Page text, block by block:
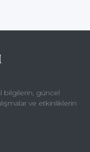
bilgilerin, güncel
ve etkinliklerin